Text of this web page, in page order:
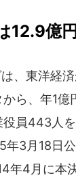
12.9億円
、東洋経
ら、年1億
役員443人
年3月18日
年4月に本